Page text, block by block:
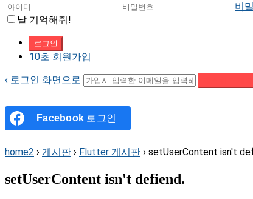
비
날 기억해줘!
10초 회원가입
‹ 로그인 화면으로
Facebook 로그인
home2 › 게시판 › Flutter 게시판 › setUserContent isn't
setUserContent isn't defiend.